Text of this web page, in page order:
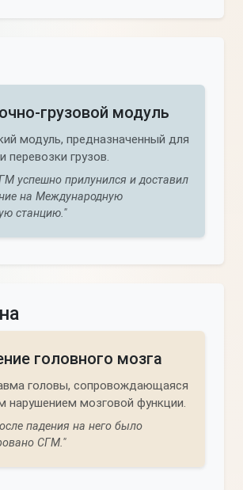
грузовой модуль
модуль, предназначенный для
перевозки грузов.
успешно прилунился и доставил
на Международную
станцию."
головного мозга
головы, сопровождающаяся
нарушением мозговой функции.
падения на него было
СГМ."